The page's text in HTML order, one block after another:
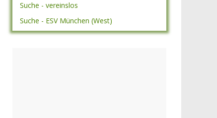
Suche - vereinslos
Suche - ESV München (West)